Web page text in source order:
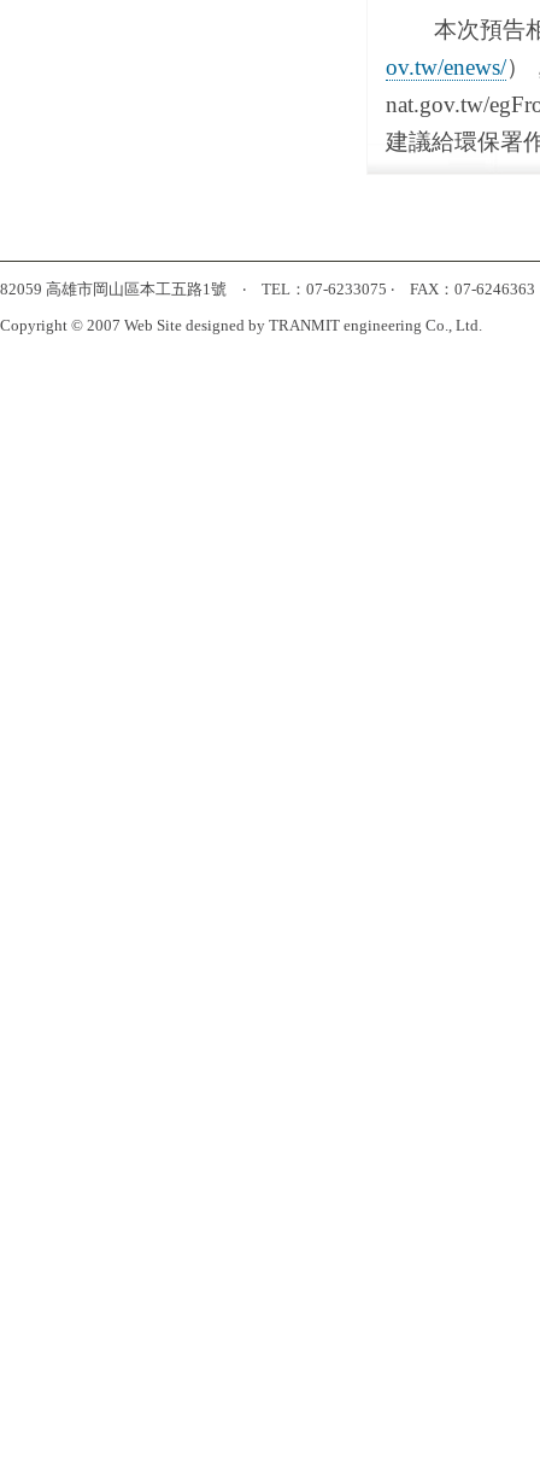
本次預告相
ov.tw/enews/）
nat.gov.tw/
建議給環保署
82059 高雄市岡山區本工五路1號 ‧ TEL：07-6233075 ‧ FAX：07-
Copyright © 2007 Web Site designed by TRANMIT engineering Co., Ltd.